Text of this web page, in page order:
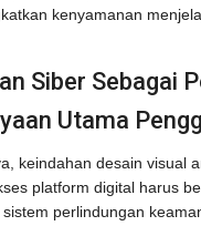
kenyamanan
Siber Sebagai
Utama
keindahan desain visual
platform digital harus
perlindungan